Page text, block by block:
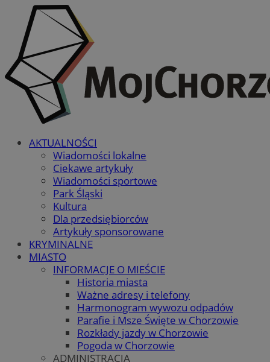
AKTUALNOŚCI
Wiadomości lokalne
Ciekawe artykuły
Wiadomości sportowe
Park Śląski
Kultura
Dla przedsiębiorców
Artykuły sponsorowane
KRYMINALNE
MIASTO
INFORMACJE O MIEŚCIE
Historia miasta
Ważne adresy i telefony
Harmonogram wywozu odpadów
Parafie i Msze Święte w Chorzowie
Rozkłady jazdy w Chorzowie
Pogoda w Chorzowie
ADMINISTRACJA